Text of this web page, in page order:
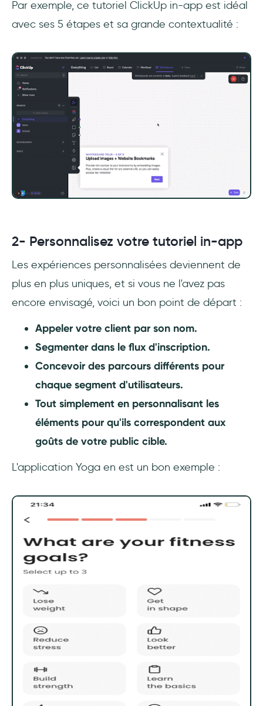
Par exemple, ce tutoriel ClickUp in-app est idéal
avec ses 5 étapes et sa grande contextualité :
2- Personnalisez votre tutoriel in-app
Les expériences personnalisées deviennent de
plus en plus uniques, et si vous ne l'avez pas
encore envisagé, voici un bon point de départ :
Appeler votre client par son nom.
Segmenter dans le flux d'inscription.
Concevoir des parcours différents pour
chaque segment d'utilisateurs.
Tout simplement en personnalisant les
éléments pour qu'ils correspondent aux
goûts de votre public cible.
L'application Yoga en est un bon exemple :